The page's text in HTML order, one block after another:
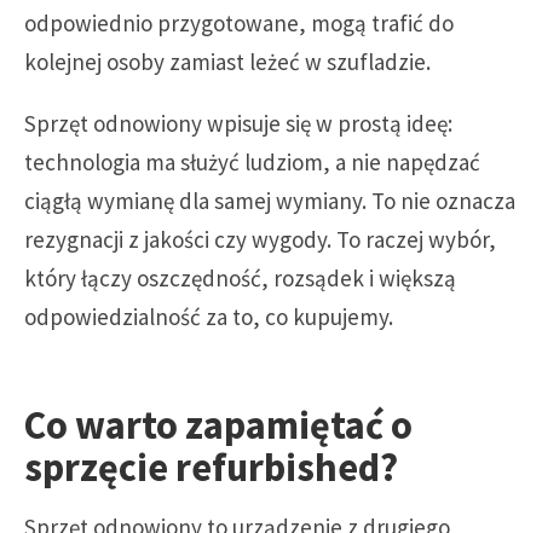
odpowiednio przygotowane, mogą trafić do
kolejnej osoby zamiast leżeć w szufladzie.
Sprzęt odnowiony wpisuje się w prostą ideę:
technologia ma służyć ludziom, a nie napędzać
ciągłą wymianę dla samej wymiany. To nie oznacza
rezygnacji z jakości czy wygody. To raczej wybór,
który łączy oszczędność, rozsądek i większą
odpowiedzialność za to, co kupujemy.
Co warto zapamiętać o
sprzęcie refurbished?